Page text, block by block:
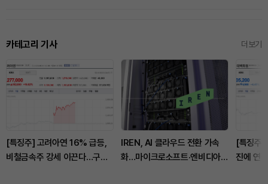
카테고리 기사 더보기
[특징주] 고려아연 16% 급등,
비철금속주 강세 이끈다…구리
IREN, AI 클라우드 전환 가속
화…마이크로소프트·엔비디아와
[특징주]
진에 연